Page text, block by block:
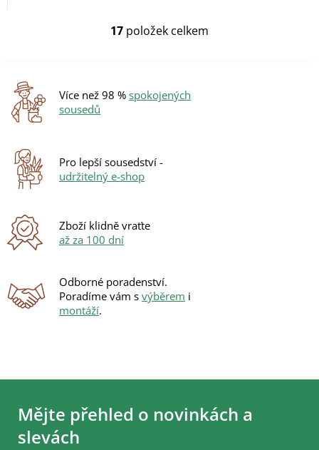
O
d
a
u
17 položek celkem
Více než 98 % spokojených
sousedů
Pro lepší sousedství -
udržitelný e-shop
Zboží klidně vraťte
až za 100 dní
Odborné poradenství.
Poradíme vám s výběrem i
montáží.
Z
Mějte přehled o novinkách a
slevách